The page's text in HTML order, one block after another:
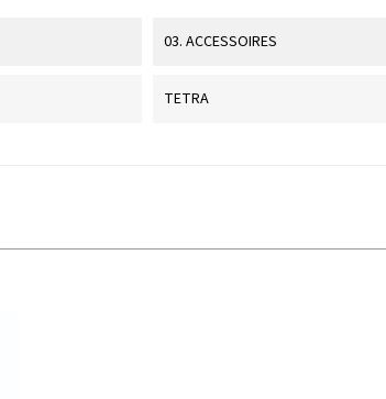
03. ACCESSOIRES
TETRA